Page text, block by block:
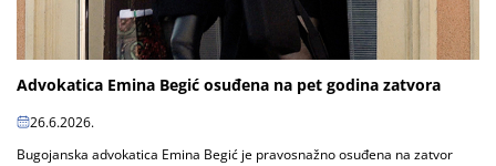
Advokatica Emina Begić osuđena na pet godina zatvora
26.6.2026.
Bugojanska advokatica Emina Begić je pravosnažno osuđena na zatvor